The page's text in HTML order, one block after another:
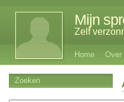
Mijn
Zelf
Home Over
Zoeken